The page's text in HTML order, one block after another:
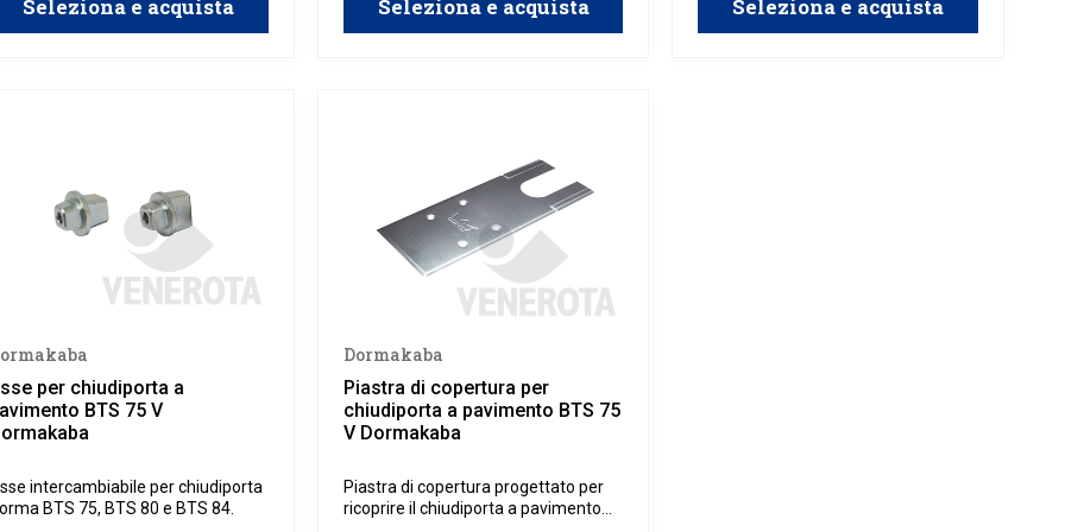
Seleziona e acquista Seleziona e acquista Seleziona e acquista
per chiudiporta a
BTS 75 V
intercambiabile per chiudiporta
BTS 75, BTS 80 e BTS 84.
Dormakaba
Piastra di copertura per
chiudiporta a pavimento BTS 75
V Dormakaba
Piastra di copertura progettato per
ricoprire il chiudiporta a pavimento